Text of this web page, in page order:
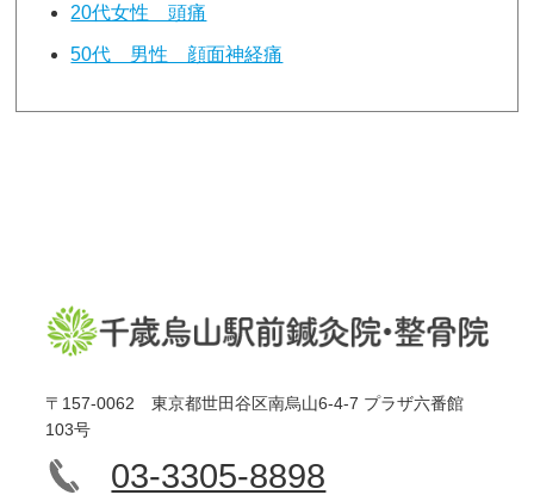
20代女性 頭痛
50代 男性 顔面神経痛
〒157-0062 東京都世田谷区南烏山6-4-7 プラザ六番館
103号
03-3305-8898